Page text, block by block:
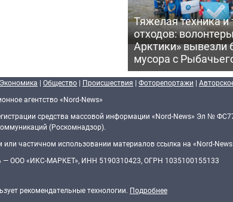
Тяжелая техника и
отходов:
Арктики» вывезли
мусора с
Экономика | Общество | Происшествия | Фоторепортажи |
агентство «Nord-News»
средства массовой информации «Nord-News» Эл №
(Роскомнадзор).
частичном использовании материалов ссылка на «Nord-
— ООО «ИКС-МАРКЕТ», ИНН 5190310423, ОГРН 1035100155133
— Голямин Максим Сергеевич
политика Контактная информация
рекомендательные технологии. Подробнее